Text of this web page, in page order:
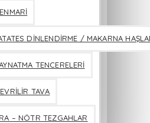
DİNLENDİRME / MAKARNA
TENCERELERİ
TAVA
– NÖTR TEZGAHLAR